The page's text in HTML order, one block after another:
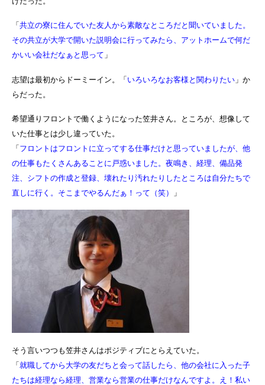
「 共立の寮に住んでいた友人から素敵なところだと聞いていました。
その共立が大学で開いた説明会に行ってみたら、アットホームで何だ
かいい会社だなぁと思って 」
志望は最初からドーミーイン。「いろいろなお客様と関わりたい 」か
らだった。
希望通りフロントで働くようになった笠井さん。ところが、想像して
いた仕事とは少し違っていた。
「 フロントはフロントに立ってする仕事だけと思っていましたが、他
の仕事もたくさんあることに戸惑いました。夜鳴き、経理、備品発
注、シフトの作成と登録、壊れたり汚れたりしたところは自分たちで
直しに行く。そこまでやるんだぁ！って（笑）
」
そう言いつつも笠井さんはポジティブにとらえていた。
「 就職してから大学の友だちと会って話したら、他の会社に入った子
たちは経理なら経理、営業なら営業の仕事だけなんですよ。え！私い